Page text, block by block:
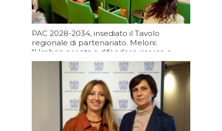
PAC 2028-2034, insediato il Tavolo
regionale di partenariato. Meloni:
“Umbria pronta a difendere risorse e
futuro dell’agricoltura regionale”
Oggi 15:11